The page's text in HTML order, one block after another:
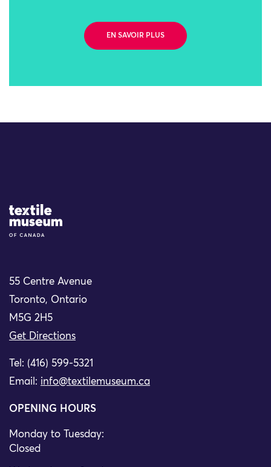
EN SAVOIR PLUS
Site Logo
55 Centre Avenue
Toronto, Ontario
M5G 2H5
Get Directions
Tel: (416) 599-5321
Email: info@textilemuseum.ca
OPENING HOURS
Monday to Tuesday:
Closed